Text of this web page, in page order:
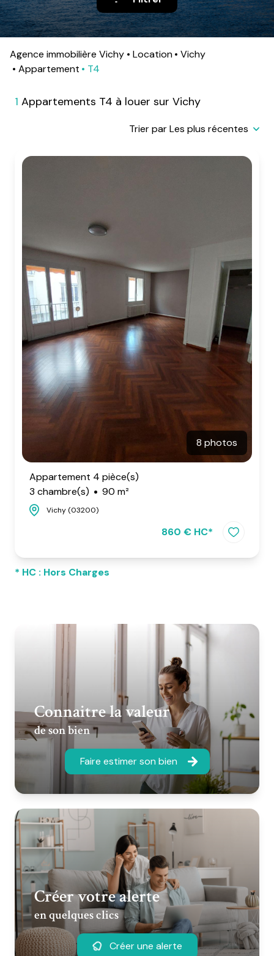
alerte
e-
mail
contact
Agence immobilière Vichy Location
Vichy
Appartement
T4
1 Appartements T4 à louer sur Vichy
Trier par Les plus récentes
8 photos
Appartement 4 pièce(s)
3 chambre(s)
90 m²
Vichy (03200)
860 € HC*
* HC : Hors Charges
Connaitre la valeur
de son bien
Faire estimer son bien
Créer votre alerte
en quelques clics
Créer une alerte